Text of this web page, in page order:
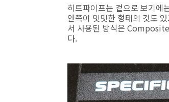
히트파이프는 겉으로 보기에
안쪽이 밋밋한 형태의 것도
서 사용된 방식은
다.